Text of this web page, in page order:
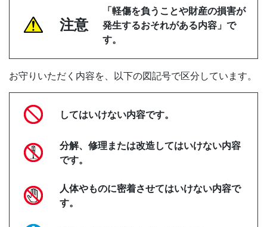
注意
「軽傷を負うことや財産の損害が
発生するおそれがある内容」で
す。
お守りいただく内容を、以下の図記号で区分しています。
してはいけない内容です。
分解、修理または改造してはいけない内容
です。
人体やものに密着させてはいけない内容で
す。